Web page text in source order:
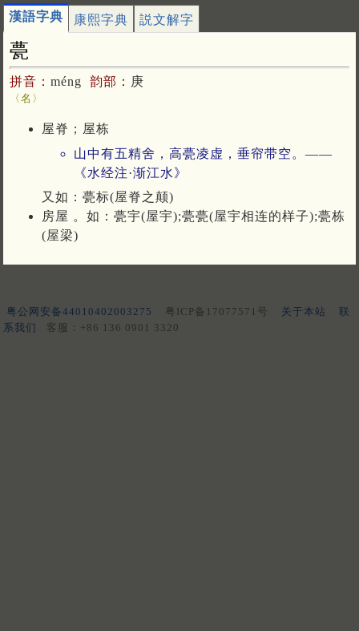
䉚 麠 諻 峸 䝼 䍔 嚝 䆖 醟 䟓 㨕
䞓 宖 [更多…]
漢語字典 康熙字典 説文解字
甍
拼音： méng 韵部： 庚
〈名〉
屋脊；屋栋
山中有五精舍，高甍凌虚，垂帘带空。——
《水经注·渐江水》
又如：甍标(屋脊之颠)
房屋 。如：甍宇(屋宇);甍甍(屋宇相连的样子);甍栋
(屋梁)
粤公网安备44010402003275 粤ICP备17077571号 关于本站
联
系我们
客服：+86 136 0901 3320